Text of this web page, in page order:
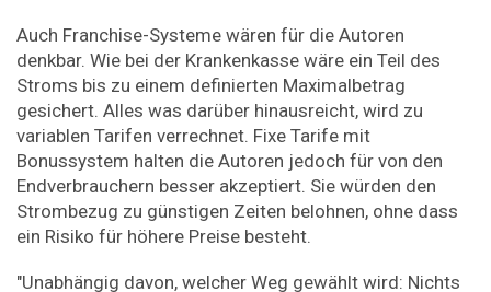
Auch Franchise-Systeme wären für die Autoren
denkbar. Wie bei der Krankenkasse wäre ein Teil des
Stroms bis zu einem definierten Maximalbetrag
gesichert. Alles was darüber hinausreicht, wird zu
variablen Tarifen verrechnet. Fixe Tarife mit
Bonussystem halten die Autoren jedoch für von den
Endverbrauchern besser akzeptiert. Sie würden den
Strombezug zu günstigen Zeiten belohnen, ohne dass
ein Risiko für höhere Preise besteht.
"Unabhängig davon, welcher Weg gewählt wird: Nichts